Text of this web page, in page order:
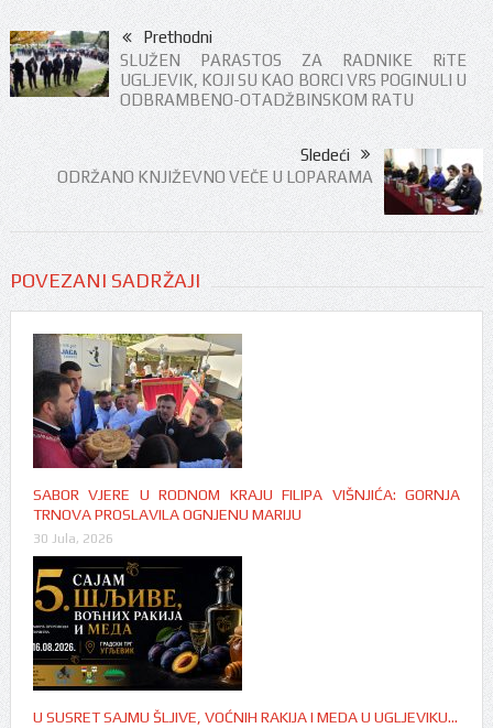
Prethodni
SLUŽEN PARASTOS ZA RADNIKE RiTE
UGLJEVIK, KOJI SU KAO BORCI VRS POGINULI U
ODBRAMBENO-OTADŽBINSKOM RATU
Sledeći
ODRŽANO KNJIŽEVNO VEČE U LOPARAMA
POVEZANI SADRŽAJI
SABOR VJERE U RODNOM KRAJU FILIPA VIŠNJIĆA: GORNJA
TRNOVA PROSLAVILA OGNJENU MARIJU
30 Jula, 2026
U SUSRET SAJMU ŠLJIVE, VOĆNIH RAKIJA I MEDA U UGLJEVIKU…